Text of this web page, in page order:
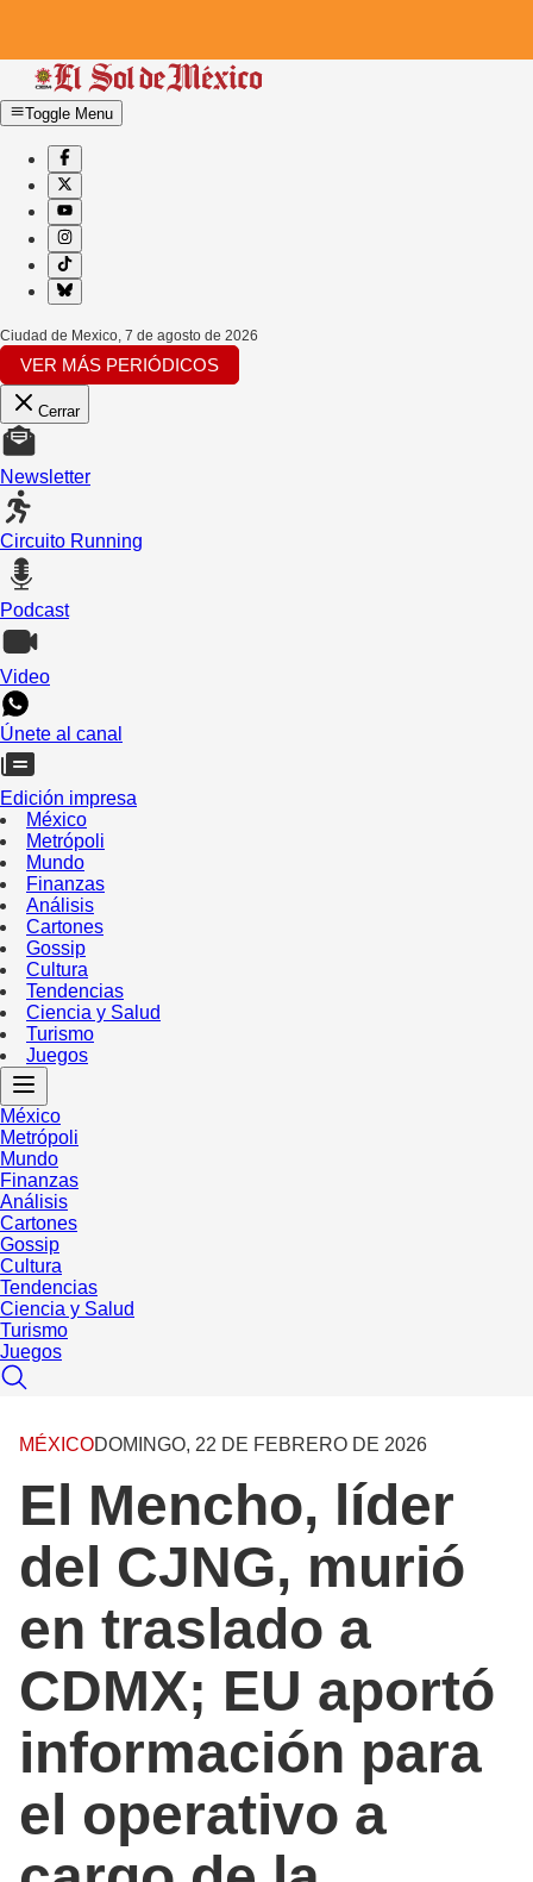
Toggle Menu
Ciudad de Mexico, 7 de agosto de 2026
VER MÁS PERIÓDICOS
Cerrar
Newsletter
Circuito Running
Podcast
Video
Únete al canal
Edición impresa
México
Metrópoli
Mundo
Finanzas
Análisis
Cartones
Gossip
Cultura
Tendencias
Ciencia y Salud
Turismo
Juegos
México
Metrópoli
Mundo
Finanzas
Análisis
Cartones
Gossip
Cultura
Tendencias
Ciencia y Salud
Turismo
Juegos
MÉXICODOMINGO, 22 DE FEBRERO DE 2026
El Mencho, líder
del CJNG, murió
en traslado a
CDMX; EU aportó
información para
el operativo a